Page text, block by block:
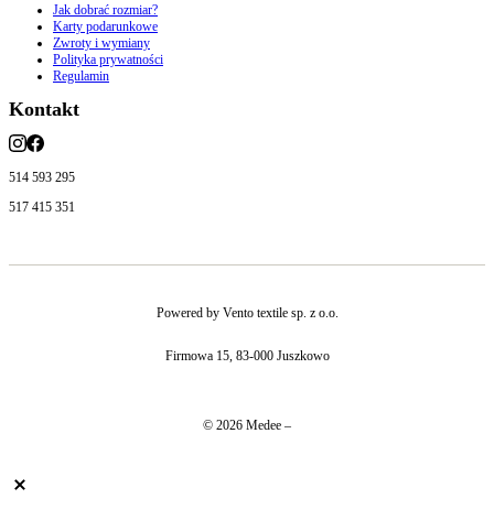
Jak dobrać rozmiar?
Karty podarunkowe
Zwroty i wymiany
Polityka prywatności
Regulamin
Kontakt
514 593 295
517 415 351
Powered by Vento textile sp. z o.o.
Firmowa 15, 83-000 Juszkowo
© 2026 Medee –